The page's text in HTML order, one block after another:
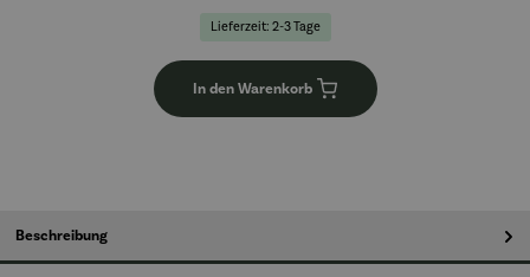
Lieferzeit: 2-3 Tage
In den Warenkorb
Beschreibung